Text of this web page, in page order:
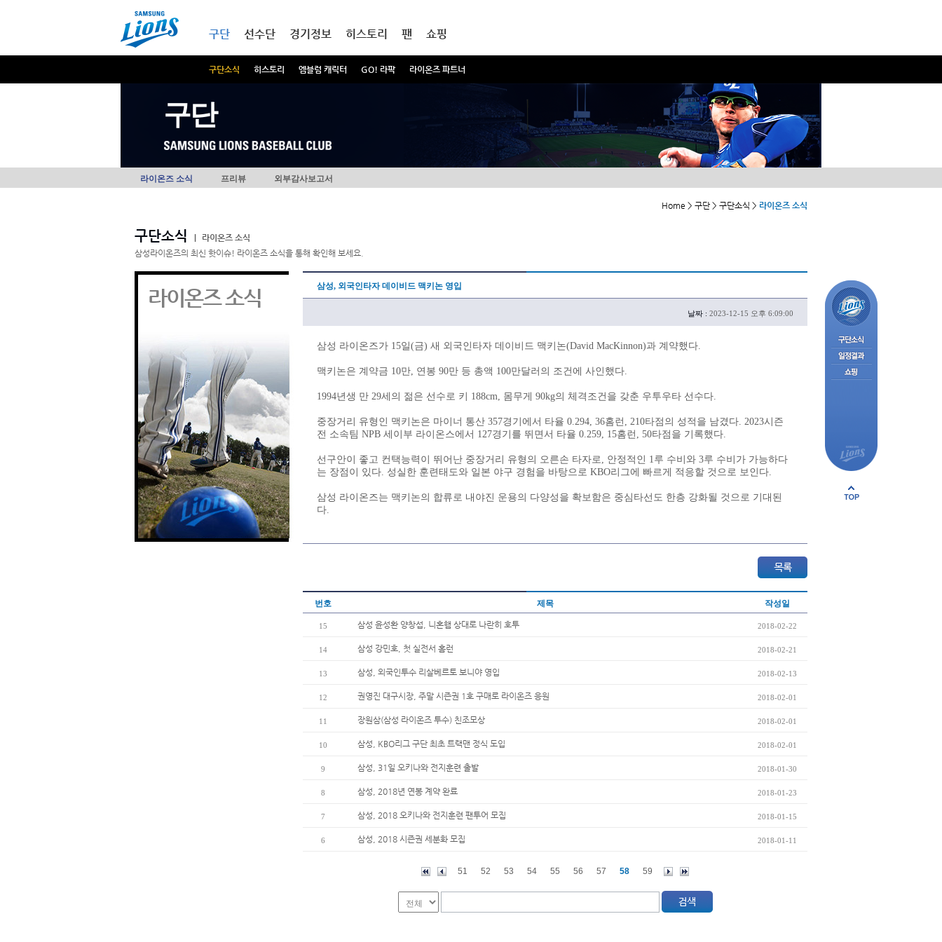
구단
구단소식 히스토리 엠블럼 캐릭터 GO! 라팍 라이온즈 파트너
선수단 경기정보 히스토리 팬 쇼핑
구단
라이온즈 소식 프리뷰 외부감사보고서
Home > 구단 > 구단소식 > 라이온즈 소식
구단소식
라이온즈 소식
삼성라이온즈의 최신 핫이슈! 라이온즈 소식을 통해 확인해 보세요.
라이온즈 소식 삼성, 외국인타자 데이비드 맥키논 영입
날짜 : 2023-12-15 오후 6:09:00
삼성 라이온즈가 15일(금) 새 외국인타자 데이비드 맥키논(David MacKinnon)과 계약했다.
맥키논은 계약금 10만, 연봉 90만 등 총액 100만달러의 조건에 사인했다.
1994년생 만 29세의 젊은 선수로 키 188cm, 몸무게 90kg의 체격조건을 갖춘 우투우타 선수다.
중장거리 유형인 맥키논은 마이너 통산 357경기에서 타율 0.294, 36홈런, 210타점의 성적을 남겼다. 2023시즌
전 소속팀 NPB 세이부 라이온스에서 127경기를 뛰면서 타율 0.259, 15홈런, 50타점을 기록했다.
선구안이 좋고 컨택능력이 뛰어난 중장거리 유형의 오른손 타자로, 안정적인 1루 수비와 3루 수비가 가능하다
는 장점이 있다. 성실한 훈련태도와 일본 야구 경험을 바탕으로 KBO리그에 빠르게 적응할 것으로 보인다.
삼성 라이온즈는 맥키논의 합류로 내야진 운용의 다양성을 확보함은 중심타선도 한층 강화될 것으로 기대된
다.
번호 제목 작성일
15 삼성 윤성환 양창섭, 니혼햄 상대로 나란히 호투 2018-02-22
14 삼성 강민호, 첫 실전서 홈런 2018-02-21
13 삼성, 외국인투수 리살베르토 보니야 영입 2018-02-13
12 권영진 대구시장, 주말 시즌권 1호 구매로 라이온즈 응원 2018-02-01
11 장원삼(삼성 라이온즈 투수) 친조모상 2018-02-01
10 삼성, KBO리그 구단 최초 트랙맨 정식 도입 2018-02-01
9 삼성, 31일 오키나와 전지훈련 출발 2018-01-30
8 삼성, 2018년 연봉 계약 완료 2018-01-23
7 삼성, 2018 오키나와 전지훈련 팬투어 모집 2018-01-15
6 삼성, 2018 시즌권 세분화 모집 2018-01-11
51 52 53 54 55 56 57 58 59